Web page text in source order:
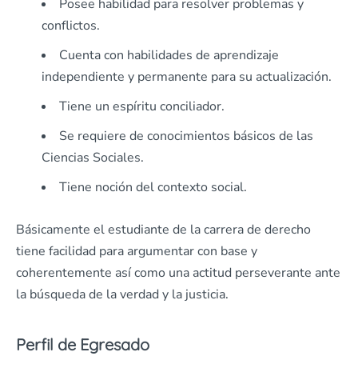
Posee habilidad para resolver problemas y
conflictos.
Cuenta con habilidades de aprendizaje
independiente y permanente para su actualización.
Tiene un espíritu conciliador.
Se requiere de conocimientos básicos de las
Ciencias Sociales.
Tiene noción del contexto social.
Básicamente el estudiante de la carrera de derecho
tiene facilidad para argumentar con base y
coherentemente así como una actitud perseverante ante
la búsqueda de la verdad y la justicia.
Perfil de Egresado